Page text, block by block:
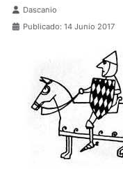
Detalles
Dascanio
Publicado: 14 Junio 2017